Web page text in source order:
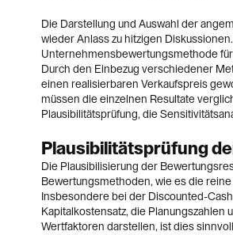
Die Darstellung und Auswahl der
wieder Anlass zu hitzigen
Unternehmensbewertungsmethode
Durch den Einbezug verschiedener
einen realisierbaren Verkaufspreis
müssen die einzelnen Resultate
Plausibilitätsprüfung, die
Plausibilitätsprüfung
Die Plausibilisierung der
Bewertungsmethoden, wie es die
Insbesondere bei der Discounted-
Kapitalkostensatz, die
Wertfaktoren darstellen, ist dies